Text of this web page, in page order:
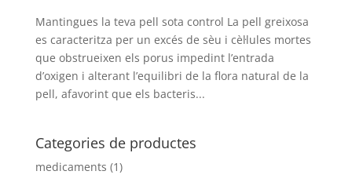
Mantingues la teva pell sota control La pell greixosa
es caracteritza per un excés de sèu i cèl·lules mortes
que obstrueixen els porus impedint l’entrada
d’oxigen i alterant l’equilibri de la flora natural de la
pell, afavorint que els bacteris...
Categories de productes
medicaments (1)